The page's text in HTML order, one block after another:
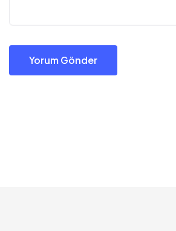
Yorum Gönder